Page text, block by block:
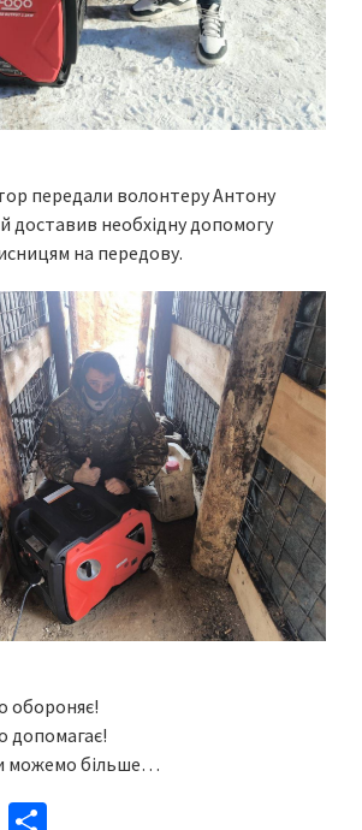
передали волонтеру Антону
доставив необхідну допомогу
на передову.
обороняє!
допомагає!
можемо більше…